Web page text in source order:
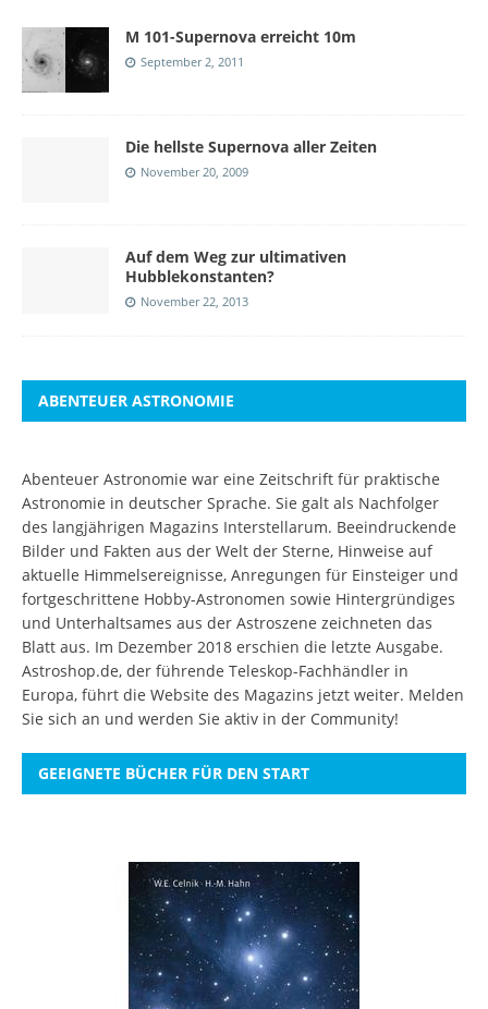
M 101-Supernova erreicht 10m
September 2, 2011
Die hellste Supernova aller Zeiten
November 20, 2009
Auf dem Weg zur ultimativen
Hubblekonstanten?
November 22, 2013
ABENTEUER ASTRONOMIE
Abenteuer Astronomie war eine Zeitschrift für praktische
Astronomie in deutscher Sprache. Sie galt als Nachfolger
des langjährigen Magazins Interstellarum. Beeindruckende
Bilder und Fakten aus der Welt der Sterne, Hinweise auf
aktuelle Himmelsereignisse, Anregungen für Einsteiger und
fortgeschrittene Hobby-Astronomen sowie Hintergründiges
und Unterhaltsames aus der Astroszene zeichneten das
Blatt aus. Im Dezember 2018 erschien die letzte Ausgabe.
Astroshop.de, der führende Teleskop-Fachhändler in
Europa, führt die Website des Magazins jetzt weiter. Melden
Sie sich an und werden Sie aktiv in der Community!
GEEIGNETE BÜCHER FÜR DEN START